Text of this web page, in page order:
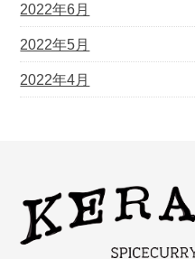
2022年6月
2022年5月
2022年4月